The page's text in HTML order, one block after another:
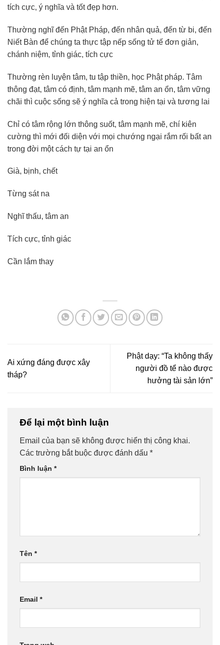
tích cực, ý nghĩa và tốt đẹp hơn.
Thường nghĩ đến Phật Pháp, đến nhân quả, đến từ bi, đến
Niết Bàn để chúng ta thực tập nếp sống tử tế đơn giản,
chánh niệm, tỉnh giác, tích cực
Thường rèn luyện tâm, tu tập thiền, học Phật pháp. Tâm
thông đạt, tâm có định, tâm mạnh mẽ, tâm an ổn, tâm vững
chãi thì cuộc sống sẽ ý nghĩa cả trong hiện tại và tương lai
Chỉ có tâm rộng lớn thông suốt, tâm mạnh mẽ, chí kiên
cường thì mới đối diện với mọi chướng ngại rắm rối bất an
trong đời một cách tự tại an ổn
Già, bịnh, chết
Từng sát na
Nghĩ thấu, tâm an
Tích cực, tỉnh giác
Cần lắm thay
Ai xứng đáng được xây
tháp?
Phật dạy: “Ta không thấy
người đồ tể nào được
hưởng tài sản lớn”
Để lại một bình luận
Email của bạn sẽ không được hiển thị công khai.
Các trường bắt buộc được đánh dấu *
Bình luận *
Tên *
Email *